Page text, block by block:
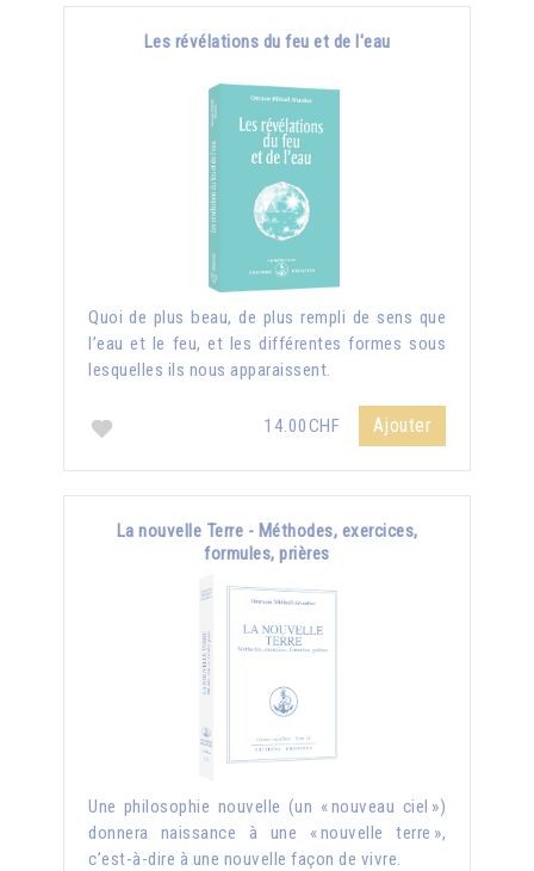
Les révélations du feu et de l'eau
Quoi de plus beau, de plus rempli de sens que
l’eau et le feu, et les différentes formes sous
lesquelles ils nous apparaissent.
14.00CHF Ajouter
La nouvelle Terre - Méthodes, exercices,
formules, prières
Une philosophie nouvelle (un « nouveau ciel »)
donnera naissance à une « nouvelle terre »,
c’est-à-dire à une nouvelle façon de vivre.